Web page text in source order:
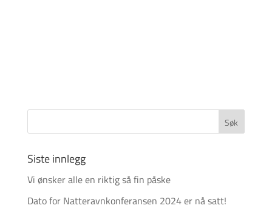
Siste innlegg
Vi ønsker alle en riktig så fin påske
Dato for Natteravnkonferansen 2024 er nå satt!